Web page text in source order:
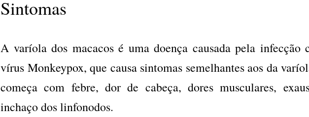
Sintomas
A varíola dos macacos é uma doença causada pela infecção
vírus Monkeypox, que causa sintomas semelhantes aos da
começa com febre, dor de cabeça, dores musculares,
inchaço dos linfonodos.